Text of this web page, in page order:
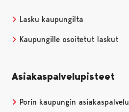
Lasku kaupungilta
Kaupungille osoitetut laskut
Asiakaspalvelupisteet
Porin kaupungin asiakaspalvelu